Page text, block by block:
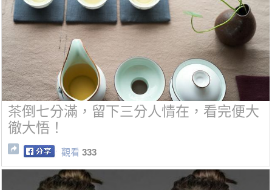
茶倒七分滿，留下三分人情在，看完便大
徹大悟！
觀看 333